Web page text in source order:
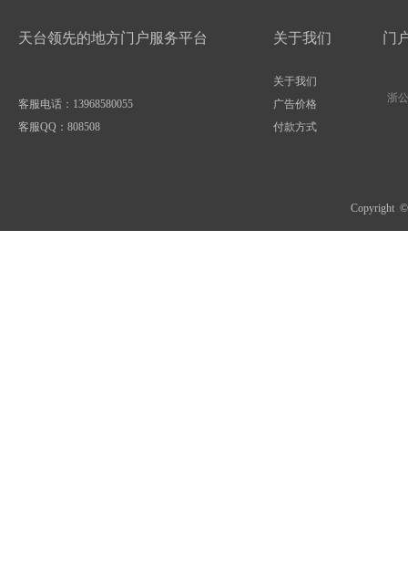
天台领先的地方门户服务平台
客服电话：13968580055
客服QQ： 808508
关于我们
关于我们
广告价格
付款方式
门
浙
Copyright